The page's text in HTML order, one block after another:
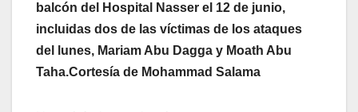
balcón del Hospital Nasser el 12 de junio,
incluidas dos de las víctimas de los ataques
del lunes, Mariam Abu Dagga y Moath Abu
Taha.Cortesía de Mohammad Salama